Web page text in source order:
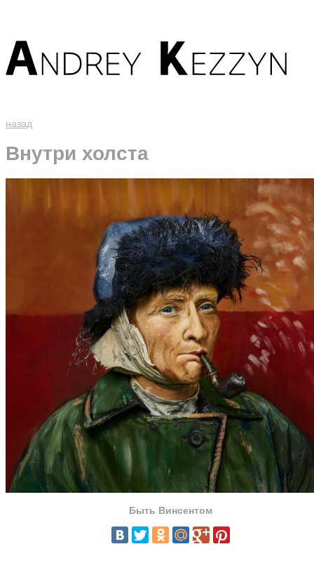
назад
Внутри холста
Быть Винсентом